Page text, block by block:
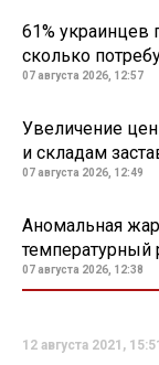
61% украинцев
сколько
07 августа 2026, 12:57
Увеличение
и складам
07 августа 2026, 12:49
Аномальная
температурный
07 августа 2026, 12:38
12 августа 2021, 15:51